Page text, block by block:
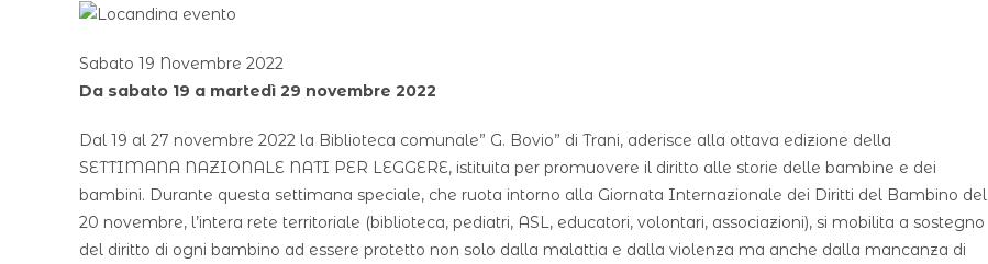
Sabato 19 Novembre 2022
Da sabato 19 a martedì 29 novembre 2022
Dal 19 al 27 novembre 2022 la Biblioteca comunale” G. Bovio” di Trani, aderisce alla ottava edizione della
SETTIMANA NAZIONALE NATI PER LEGGERE, istituita per promuovere il diritto alle storie delle bambine e dei
bambini. Durante questa settimana speciale, che ruota intorno alla Giornata Internazionale dei Diritti del Bambino del
20 novembre, l’intera rete territoriale (biblioteca, pediatri, ASL, educatori, volontari, associazioni), si mobilita a sostegno
del diritto di ogni bambino ad essere protetto non solo dalla malattia e dalla violenza ma anche dalla mancanza di